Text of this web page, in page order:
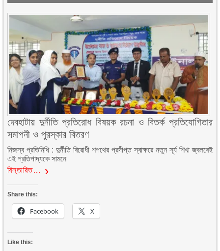
দেবহাটায় দুর্নীতি প্রতিরোধ বিষয়ক রচনা ও বিতর্ক প্রতিযোগিতার
সমাপনী ও পুরস্কার বিতরণ
নিজস্ব প্রতিনিধি : দুর্নীতি বিরোধী শপথের প্রদীপ্ত স্বাক্ষরে নতুন সূর্য শিখা জ্বলবেই
এই প্রতিপাদ্যকে সামনে
বিস্তারিত…
Share this:
Facebook X
Like this: